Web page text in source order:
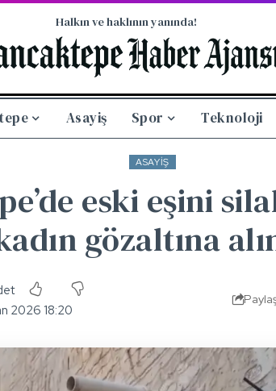
Halkın ve haklının yanında!
Asayiş Spor Teknoloji
ASAYIŞ
eski eşini
gözaltına
2026 18:20